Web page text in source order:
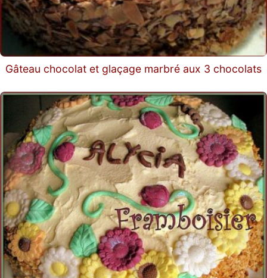
Gâteau chocolat et glaçage marbré aux 3 chocolats